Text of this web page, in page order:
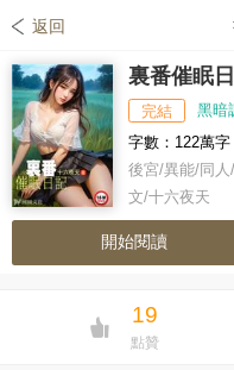
返回
裏番催眠
完結
黑暗
字數：122萬字
後宮/異能/同
文/十六夜天
開始閱讀
19
點贊